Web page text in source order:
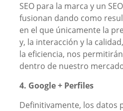
SEO para la marca y un
fusionan dando como
en el que únicamente la
y, la interacción y la
la eficiencia, nos
dentro de nuestro
4. Google + Perfiles
Definitivamente, los datos